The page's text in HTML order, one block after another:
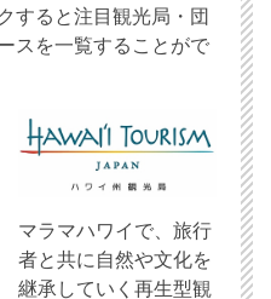
すると注目観光局・団
スを一覧することがで
マラマハワイで、旅行
者と共に自然や文化を
継承していく再生型観